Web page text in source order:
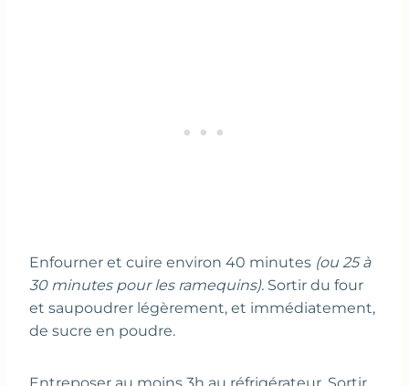
Enfourner et cuire environ 40 minutes (ou 25 à
30 minutes pour les ramequins). Sortir du four
et saupoudrer légèrement, et immédiatement,
de sucre en poudre.